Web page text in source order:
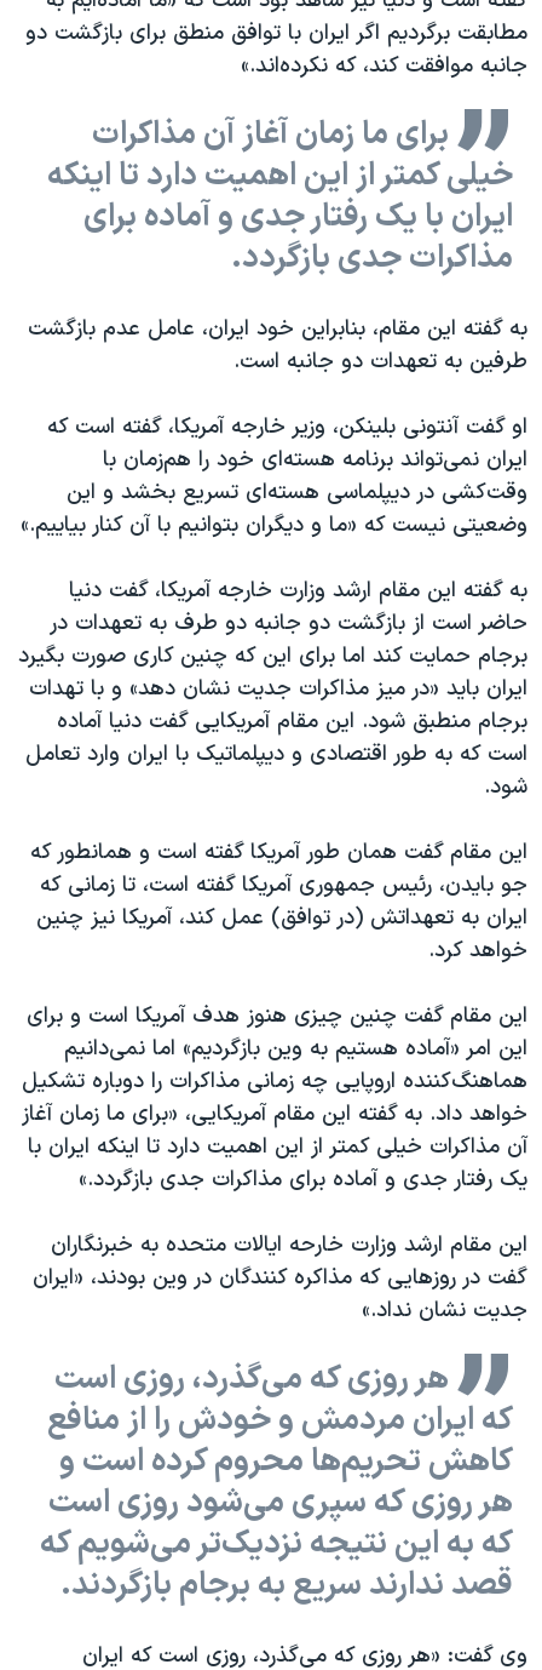
مطابقت برگردیم اگر ایران با توافق منطق برای بازگشت دو
جانبه موافقت کند، که نکرده‌‌اند.»
برای ما زمان آغاز آن مذاکرات
خیلی کمتر از این اهمیت دارد تا اینکه
ایران با یک رفتار جدی و آماده برای
مذاکرات جدی بازگردد.
به گفته این مقام، بنابراین خود ایران، عامل عدم بازگشت
طرفین به تعهدات دو جانبه است.
او گفت آنتونی بلینکن، وزیر خارجه آمریکا، گفته است که
ایران نمی‌تواند برنامه هسته‌ای خود را هم‌زمان با
وقت‌کشی در دیپلماسی هسته‌ای تسریع بخشد و این
وضعیتی نیست که «ما و دیگران بتوانیم با آن کنار بیاییم.»
به گفته این مقام ارشد وزارت خارجه آمریکا، گفت دنیا
حاضر است از بازگشت دو جانبه دو طرف به تعهدات در
برجام حمایت کند اما برای این که چنین کاری صورت بگیرد
ایران باید «در میز مذاکرات جدیت نشان دهد» و با تهدات
برجام منطبق شود. این مقام آمریکایی گفت دنیا آماده
است که به طور اقتصادی و دیپلماتیک با ایران وارد تعامل
شود.
این مقام گفت همان طور آمریکا گفته است و همانطور که
جو بایدن، رئیس جمهوری آمریکا گفته است، تا زمانی که
ایران به تعهداتش (در توافق) عمل کند،‌ آمریکا نیز چنین
خواهد کرد.
این مقام گفت چنین چیزی هنوز هدف آمریکا است و برای
این امر «آماده هستیم به وین بازگردیم» اما نمی‌دانیم
هماهنگ‌کننده اروپایی چه زمانی مذاکرات را دوباره تشکیل
خواهد داد. به گفته این مقام آمریکایی، «برای ما زمان آغاز
آن مذاکرات خیلی کمتر از این اهمیت دارد تا اینکه ایران با
یک رفتار جدی و آماده برای مذاکرات جدی بازگردد.»
این مقام ارشد وزارت خارحه ایالات متحده به خبرنگاران
گفت در روزهایی که مذاکره کنندگان در وین بودند، «ایران
جدیت نشان نداد.»
هر روزی که می‌گذرد، روزی است
که ایران مردمش و خودش را از منافع
کاهش تحریم‌ها محروم کرده است و
هر روزی که سپری می‌شود روزی است
که به این نتیجه نزدیک‌تر می‌شویم که
قصد ندارند سریع به برجام بازگردند.
وی گفت: «هر روزی که می‌گذرد، روزی است که ایران